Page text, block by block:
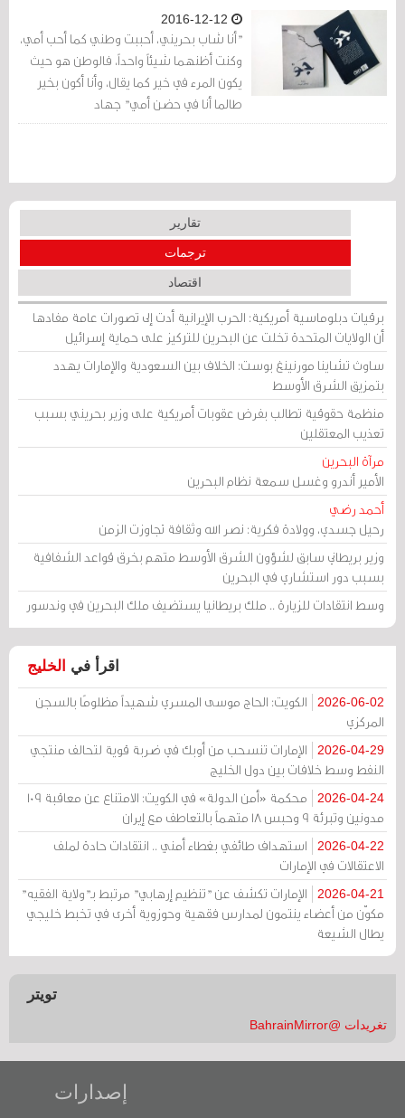
تُلقي بخير الورد والمشموم.
"أنا شاب بحريني، أحببت وطني كما أحب أمي،
وكنت أظنهما شيئاً واحداً، فالوطن هو حيث
يكون المرء في خير كما يقال، وأنا أكون بخير
طالما أنا في حضن أمي" جهاد
تقارير
ترجمات
اقتصاد
برقيات دبلوماسية أمريكية: الحرب الإيرانية أدت إلى تصورات عامة مفادها
أن الولايات المتحدة تخلت عن البحرين للتركيز على حماية إسرائيل
ساوث تشاينا مورنينغ بوست: الخلاف بين السعودية والإمارات يهدد
بتمزيق الشرق الأوسط
منظمة حقوقية تطالب بفرض عقوبات أمريكية على وزير بحريني بسبب
تعذيب المعتقلين
مرآة البحرين
الأمير أندرو وغسل سمعة نظام البحرين
أحمد رضي
رحيل جسدي، وولادة فكرية: نصر الله وثقافة تجاوزت الزمن
وزير بريطاني سابق لشؤون الشرق الأوسط متهم بخرق قواعد الشفافية
بسبب دور استشاري في البحرين
وسط انتقادات للزيارة .. ملك بريطانيا يستضيف ملك البحرين في وندسور
اقرأ في الخليج
2026-06-02
الكويت: الحاج موسى المسري شهيداً مظلومًا بالسجن
المركزي
2026-04-29
الإمارات تنسحب من أوبك في ضربة قوية لتحالف منتجي
النفط وسط خلافات بين دول الخليج
2026-04-24
محكمة «أمن الدولة» في الكويت: الامتناع عن معاقبة 109
مدونين وتبرئة 9 وحبس 18 متهماً بالتعاطف مع إيران
2026-04-22
استهداف طائفي بغطاء أمني .. انتقادات حادة لملف
الاعتقالات في الإمارات
2026-04-21
الإمارات تكشف عن "تنظيم إرهابي" مرتبط بـ"ولاية الفقيه"
مكوّن من أعضاء ينتمون لمدارس فقهية وحوزوية أخرى في تخبط خليجي
يطال الشيعة
تويتر
تغريدات @BahrainMirror
إصدارات